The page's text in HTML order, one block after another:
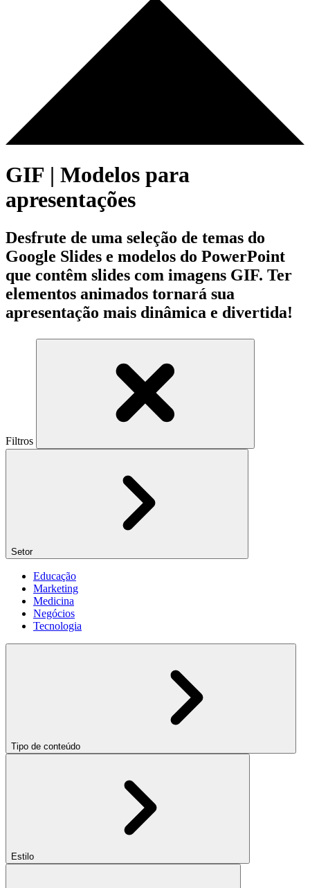
GIF | Modelos para
apresentações
Desfrute de uma seleção de temas do
Google Slides e modelos do PowerPoint
que contêm slides com imagens GIF. Ter
elementos animados tornará sua
apresentação mais dinâmica e divertida!
Filtros
Setor
Educação
Marketing
Medicina
Negócios
Tecnologia
Tipo de conteúdo
Estilo